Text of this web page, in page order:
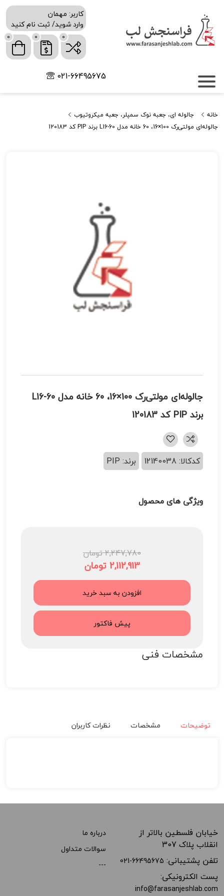
کاربر: مهمان
وارد شوید/ ثبت نام کنید
0 0 0
021-66495675
خانه
جالوله ای، جعبه نوک سمپلر، جعبه میکروتیوب
جالوله‌ای مولتی‌رک 100×16، 60 خانه مدل L16-60 برند PIP کد 120183
جالوله‌ای مولتی‌رک 100×16، 60 خانه مدل L16-60
برند PIP کد 120183
کدکالا: 12140038 برند: PIP
ویژگی های محصول
2,247,780 تومان
2,112,913 تومان
افزودن به سبد خرید
پیش فاکتور
مشخصات فنی
توضیحات مشخصات نظرات کاربران
خیابان فلسطین بالاتر از
انقلاب پلاک 307
تلفن پشتیبانی: 021-66495675
پست الکترونیکی:
info@farasanjeshlab.com
درباره ما
سوالات متداول
---